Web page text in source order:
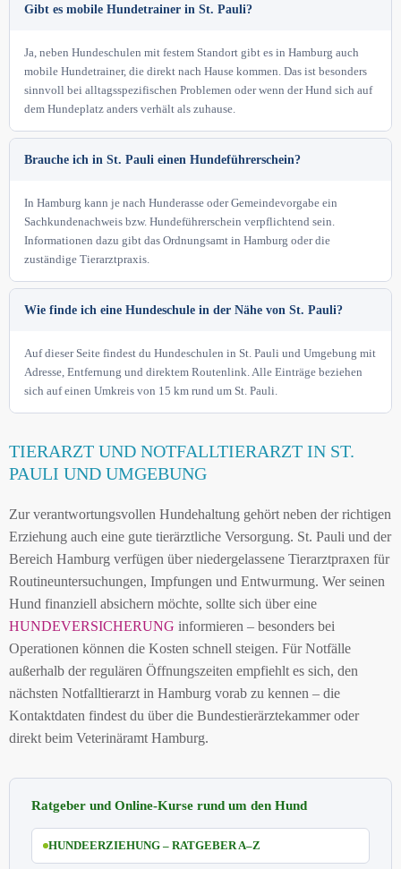
Gibt es mobile Hundetrainer in St. Pauli?
Ja, neben Hundeschulen mit festem Standort gibt es in Hamburg auch
mobile Hundetrainer, die direkt nach Hause kommen. Das ist besonders
sinnvoll bei alltagsspezifischen Problemen oder wenn der Hund sich auf
dem Hundeplatz anders verhält als zuhause.
Brauche ich in St. Pauli einen Hundeführerschein?
In Hamburg kann je nach Hunderasse oder Gemeindevorgabe ein
Sachkundenachweis bzw. Hundeführerschein verpflichtend sein.
Informationen dazu gibt das Ordnungsamt in Hamburg oder die
zuständige Tierarztpraxis.
Wie finde ich eine Hundeschule in der Nähe von St. Pauli?
Auf dieser Seite findest du Hundeschulen in St. Pauli und Umgebung mit
Adresse, Entfernung und direktem Routenlink. Alle Einträge beziehen
sich auf einen Umkreis von 15 km rund um St. Pauli.
TIERARZT UND NOTFALLTIERARZT IN ST.
PAULI UND UMGEBUNG
Zur verantwortungsvollen Hundehaltung gehört neben der richtigen
Erziehung auch eine gute tierärztliche Versorgung. St. Pauli und der
Bereich Hamburg verfügen über niedergelassene Tierarztpraxen für
Routineuntersuchungen, Impfungen und Entwurmung. Wer seinen
Hund finanziell absichern möchte, sollte sich über eine
HUNDEVERSICHERUNG informieren – besonders bei
Operationen können die Kosten schnell steigen. Für Notfälle
außerhalb der regulären Öffnungszeiten empfiehlt es sich, den
nächsten Notfalltierarzt in Hamburg vorab zu kennen – die
Kontaktdaten findest du über die Bundestierärztekammer oder
direkt beim Veterinäramt Hamburg.
Ratgeber und Online-Kurse rund um den Hund
HUNDEERZIEHUNG – RATGEBER A–Z